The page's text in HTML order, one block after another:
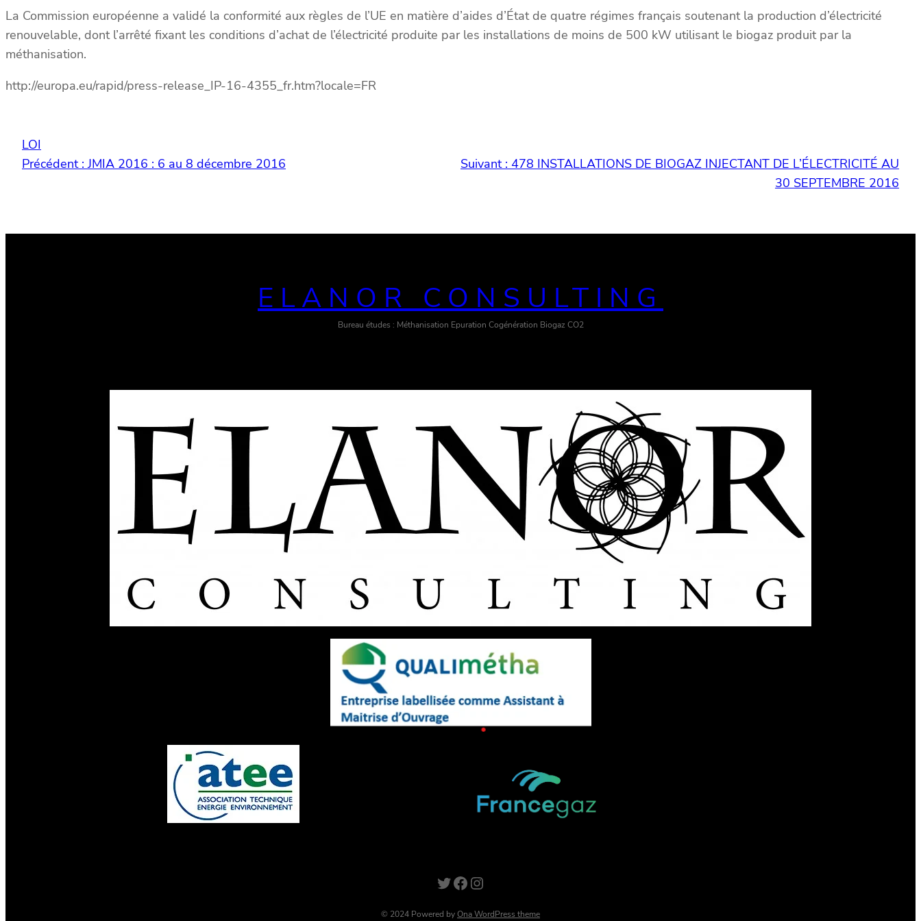
La Commission européenne a validé la conformité aux règles de l’UE en matière d’aides d’État de quatre régimes français soutenant la production d’électricité
renouvelable, dont l’arrêté fixant les conditions d’achat de l’électricité produite par les installations de moins de 500 kW utilisant le biogaz produit par la
méthanisation.
http://europa.eu/rapid/press-release_IP-16-4355_fr.htm?locale=FR
LOI
Précédent : JMIA 2016 : 6 au 8 décembre 2016 Suivant : 478 INSTALLATIONS DE BIOGAZ INJECTANT DE L’ÉLECTRICITÉ AU
30 SEPTEMBRE 2016
ELANOR CONSULTING
Bureau études : Méthanisation Epuration Cogénération Biogaz CO2
Twitter Facebook Instagram
© 2024 Powered byOna WordPress theme